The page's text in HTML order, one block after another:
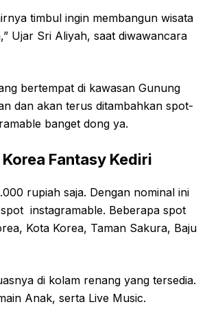
timbul ingin membangun wisata
Ujar Sri Aliyah, saat diwawancara
bertempat di kawasan Gunung
dan akan terus ditambahkan spot-
banget dong ya.
Fantasy Kediri
rupiah saja. Dengan nominal ini
instagramable. Beberapa spot
Kota Korea, Taman Sakura, Baju
di kolam renang yang tersedia.
Anak, serta Live Music.